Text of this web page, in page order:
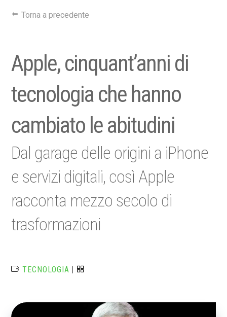
Torna a precedente
Apple, cinquant’anni di
tecnologia che hanno
cambiato le abitudini
Dal garage delle origini a iPhone
e servizi digitali, così Apple
racconta mezzo secolo di
trasformazioni
TECNOLOGIA |